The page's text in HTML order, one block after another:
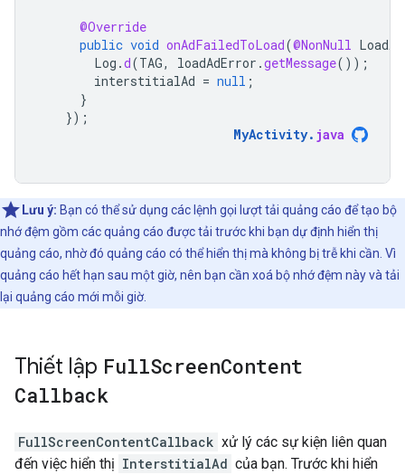
@Override
public void onAdFailedToLoad(@NonNull
Log .d(TAG, loadAdError .getMessage());
interstitialAd = null ;
}
});
MyActivity. java
Lưu ý: Bạn có thể sử dụng các lệnh gọi lượt tải quảng cáo để tạo bộ
nhớ đệm gồm các quảng cáo được tải trước khi bạn dự định hiển thị
quảng cáo, nhờ đó quảng cáo có thể hiển thị mà không bị trễ khi cần. Vì
quảng cáo hết hạn sau một giờ, nên bạn cần xoá bộ nhớ đệm này và tải
lại quảng cáo mới mỗi giờ.
Thiết lập FullScreenContent
Callback
FullScreenContentCallback xử lý các sự kiện liên quan
đến việc hiển thị InterstitialAd của bạn. Trước khi hiển